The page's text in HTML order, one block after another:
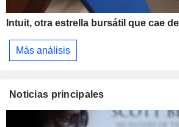
Intuit, otra estrella bursátil que cae
Más análisis
Noticias principales